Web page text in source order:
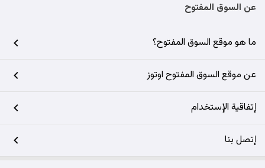
عن السوق المفتوح
ما هو موقع السوق المفتوح؟
عن موقع السوق المفتوح اوتوز
إتفاقية الإستخدام
إتصل بنا